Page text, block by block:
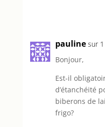
pauline sur
Bonjour,
Est-il
d’étanchéité
biberons de
frigo?